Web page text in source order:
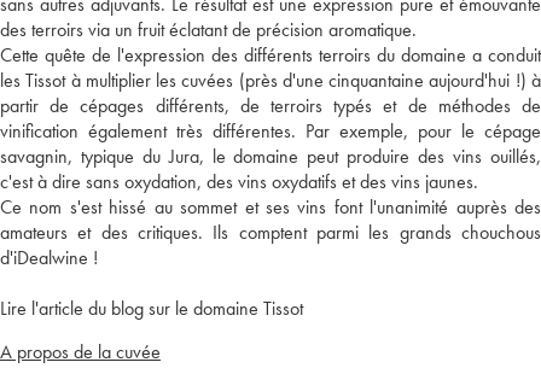
des terroirs via un fruit éclatant de précision aromatique.
Cette quête de l'expression des différents terroirs du domaine a conduit
les Tissot à multiplier les cuvées (près d'une cinquantaine aujourd'hui !) à
partir de cépages différents, de terroirs typés et de méthodes de
vinification également très différentes. Par exemple, pour le cépage
savagnin, typique du Jura, le domaine peut produire des vins ouillés,
c'est à dire sans oxydation, des vins oxydatifs et des vins jaunes.
Ce nom s'est hissé au sommet et ses vins font l'unanimité auprès des
amateurs et des critiques. Ils comptent parmi les grands chouchous
d'iDealwine !
Lire l'article du blog sur le domaine Tissot
A propos de la cuvée